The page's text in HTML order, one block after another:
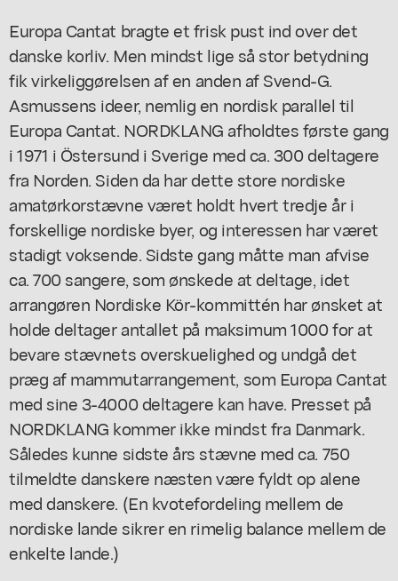
Europa Cantat bragte et frisk pust ind over det
danske korliv. Men mindst lige så stor betydning
fik virkeliggørelsen af en anden af Svend-G.
Asmussens ideer, nemlig en nordisk parallel til
Europa Cantat. NORDKLANG afholdtes første gang
i 1971 i Östersund i Sverige med ca. 300 deltagere
fra Norden. Siden da har dette store nordiske
amatørkorstævne været holdt hvert tredje år i
forskellige nordiske byer, og interessen har været
stadigt voksende. Sidste gang måtte man afvise
ca. 700 sangere, som ønskede at deltage, idet
arrangøren Nordiske Kör-kommittén har ønsket at
holde deltager antallet på maksimum 1000 for at
bevare stævnets overskuelighed og undgå det
præg af mammutarrangement, som Europa Cantat
med sine 3-4000 deltagere kan have. Presset på
NORDKLANG kommer ikke mindst fra Danmark.
Således kunne sidste års stævne med ca. 750
tilmeldte danskere næsten være fyldt op alene
med danskere. (En kvotefordeling mellem de
nordiske lande sikrer en rimelig balance mellem de
enkelte lande.)